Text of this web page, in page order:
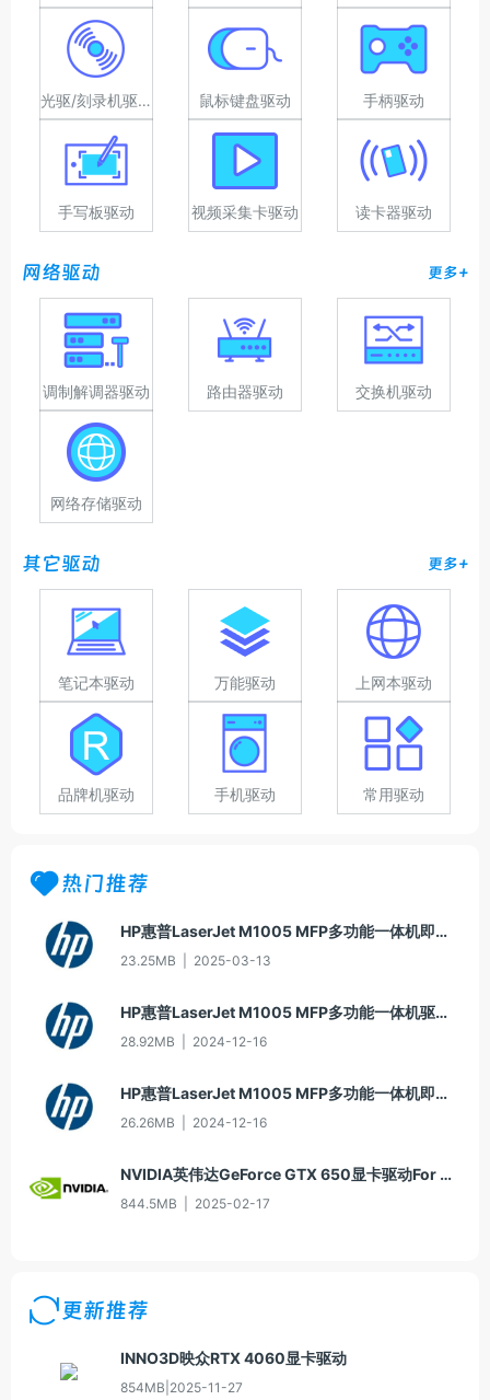
光驱/刻录机驱动 鼠标键盘驱动 手柄驱动
手写板驱动 视频采集卡驱动 读卡器驱动
网络驱动 更多+
调制解调器驱动 路由器驱动 交换机驱动
网络存储驱动
其它驱动 更多+
笔记本驱动 万能驱动 上网本驱动
品牌机驱动 手机驱动 常用驱动
热门推荐
HP惠普LaserJet M1005 MFP多功能一体机即插即用驱动20070326版For Win7
23.25MB 2025-03-13
HP惠普LaserJet M1005 MFP多功能一体机驱动20060913版For Win2000/XP
28.92MB 2024-12-16
HP惠普LaserJet M1005 MFP多功能一体机即插即用驱动20070326版For Vista
26.26MB 2024-12-16
NVIDIA英伟达GeForce GTX 650显卡驱动For Win10-64
844.5MB 2025-02-17
更新推荐
INNO3D映众RTX 4060显卡驱动
854MB 2025-11-27